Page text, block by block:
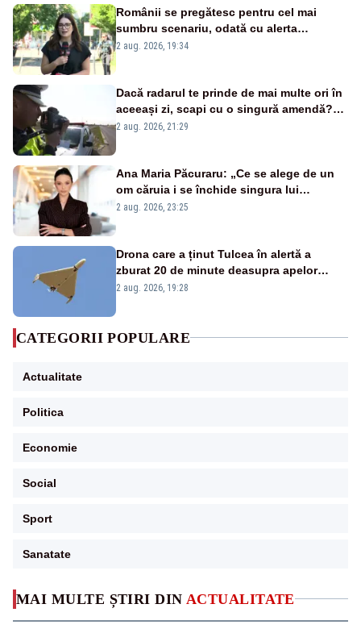
MAI MULTE ȘTIRI DIN ACTUALITATE
Românii se pregătesc pentru cel mai
sumbru scenariu, odată cu alerta
energetică
2 aug. 2026, 19:34
Dacă radarul te prinde de mai multe ori în
aceeași zi, scapi cu o singură amendă?
Ce spune legea
2 aug. 2026, 21:29
Ana Maria Păcuraru: „Ce se alege de un
om căruia i se închide singura lui
portiță?”
2 aug. 2026, 23:25
Drona care a ținut Tulcea în alertă a
zburat 20 de minute deasupra apelor
României. Au fost ridicate două F-16
2 aug. 2026, 19:28
CATEGORII POPULARE
Actualitate
Politica
Economie
Social
Sport
Sanatate